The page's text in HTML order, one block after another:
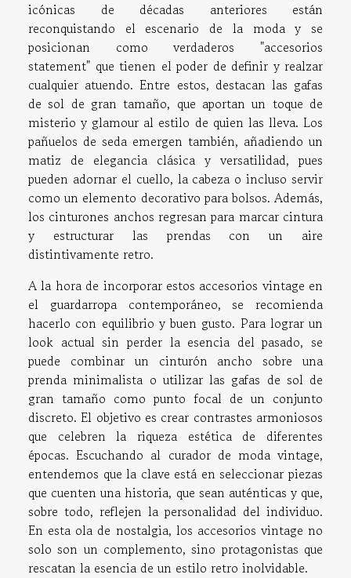
icónicas de décadas anteriores están
reconquistando el escenario de la moda y se
posicionan como verdaderos "accesorios
statement" que tienen el poder de definir y realzar
cualquier atuendo. Entre estos, destacan las gafas
de sol de gran tamaño, que aportan un toque de
misterio y glamour al estilo de quien las lleva. Los
pañuelos de seda emergen también, añadiendo un
matiz de elegancia clásica y versatilidad, pues
pueden adornar el cuello, la cabeza o incluso servir
como un elemento decorativo para bolsos. Además,
los cinturones anchos regresan para marcar cintura
y estructurar las prendas con un aire
distintivamente retro.
A la hora de incorporar estos accesorios vintage en
el guardarropa contemporáneo, se recomienda
hacerlo con equilibrio y buen gusto. Para lograr un
look actual sin perder la esencia del pasado, se
puede combinar un cinturón ancho sobre una
prenda minimalista o utilizar las gafas de sol de
gran tamaño como punto focal de un conjunto
discreto. El objetivo es crear contrastes armoniosos
que celebren la riqueza estética de diferentes
épocas. Escuchando al curador de moda vintage,
entendemos que la clave está en seleccionar piezas
que cuenten una historia, que sean auténticas y que,
sobre todo, reflejen la personalidad del individuo.
En esta ola de nostalgia, los accesorios vintage no
solo son un complemento, sino protagonistas que
rescatan la esencia de un estilo retro inolvidable.